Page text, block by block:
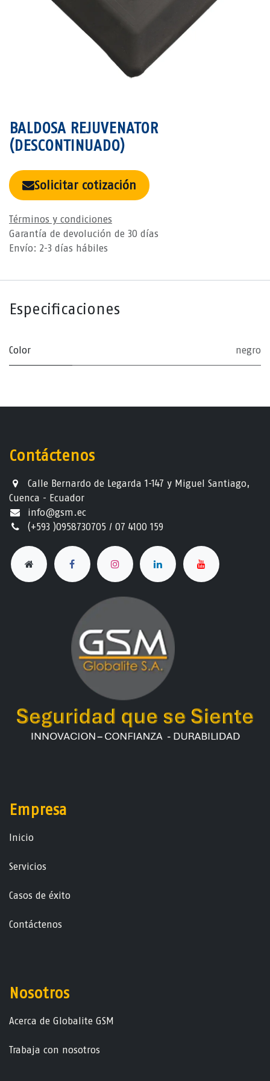
BALDOSA REJUVENATOR
(DESCONTINUADO)
Solicitar cotización
Términos y condiciones
Garantía de devolución de 30 días
Envío: 2-3 días hábiles
Especificaciones
Color negro
Contáctenos
Calle Bernardo de Legarda 1-147 y Miguel Santiago,
Cuenca - Ecuador
info@gsm.ec​
(+593 )0958730705 / 07 4100 159
Empresa
Ini​ci​o
Servicios
Casos de éxito
Contáctenos
Nosotros
Acerca de Globalite GSM
Trabaja con nosotros